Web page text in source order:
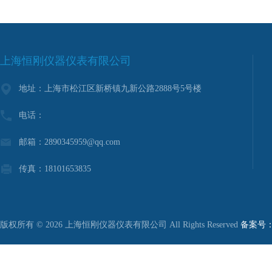
上海恒刚仪器仪表有限公司
地址：上海市松江区新桥镇九新公路2888号5号楼
电话：
邮箱：2890345959@qq.com
传真：18101653835
版权所有 © 2026 上海恒刚仪器仪表有限公司 All Rights Reserved 备案号